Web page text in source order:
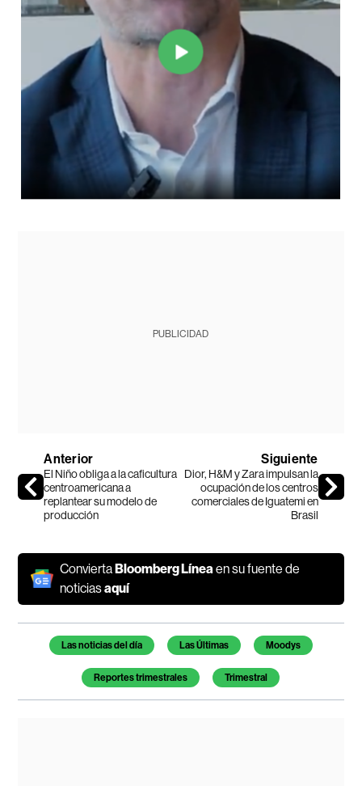
PUBLICIDAD
Anterior
El Niño obliga a la caficultura
centroamericana a
replantear su modelo de
producción
Siguiente
Dior, H&M y Zara impulsan la
ocupación de los centros
comerciales de Iguatemi en
Brasil
ConviertaBloomberg Línea en su fuente de
noticiasaquí
Temas de este artículo
Las noticias del día Las Últimas Moodys
Reportes trimestrales Trimestral